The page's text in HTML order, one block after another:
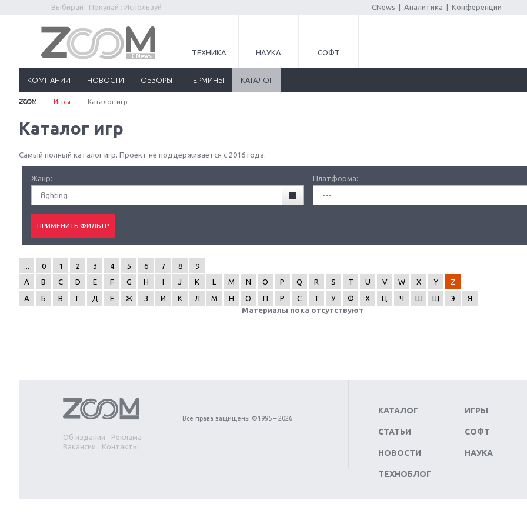
Выбирай : Покупай : Используй CNews Аналитика Конференции
ТЕХНИКА НАУКА СОФТ
КОМПАНИИ НОВОСТИ ОБЗОРЫ ТЕРМИНЫ КАТАЛОГ
Игры Каталог игр
Каталог игр
Самый полный каталог игр. Проект не поддерживается с 2016 года.
Жанр:
fighting
Платформа:
---
0 1 2 3 4 5 6 7 8
9
A
B C D E F G H I J K L M N O P Q R S T U V W X Y
Z
А
Б В Г Д Е Ж З И К Л М Н О П Р С Т У Ф Х Ц Ч Ш Щ Э
Я
Материалы пока отсутствуют
Об издании
Реклама
Вакансии
Контакты
Все права защищены ©1995 – 2026
КАТАЛОГ
СТАТЬИ
НОВОСТИ
ТЕХНОБЛОГ
ИГРЫ
СОФТ
НАУКА